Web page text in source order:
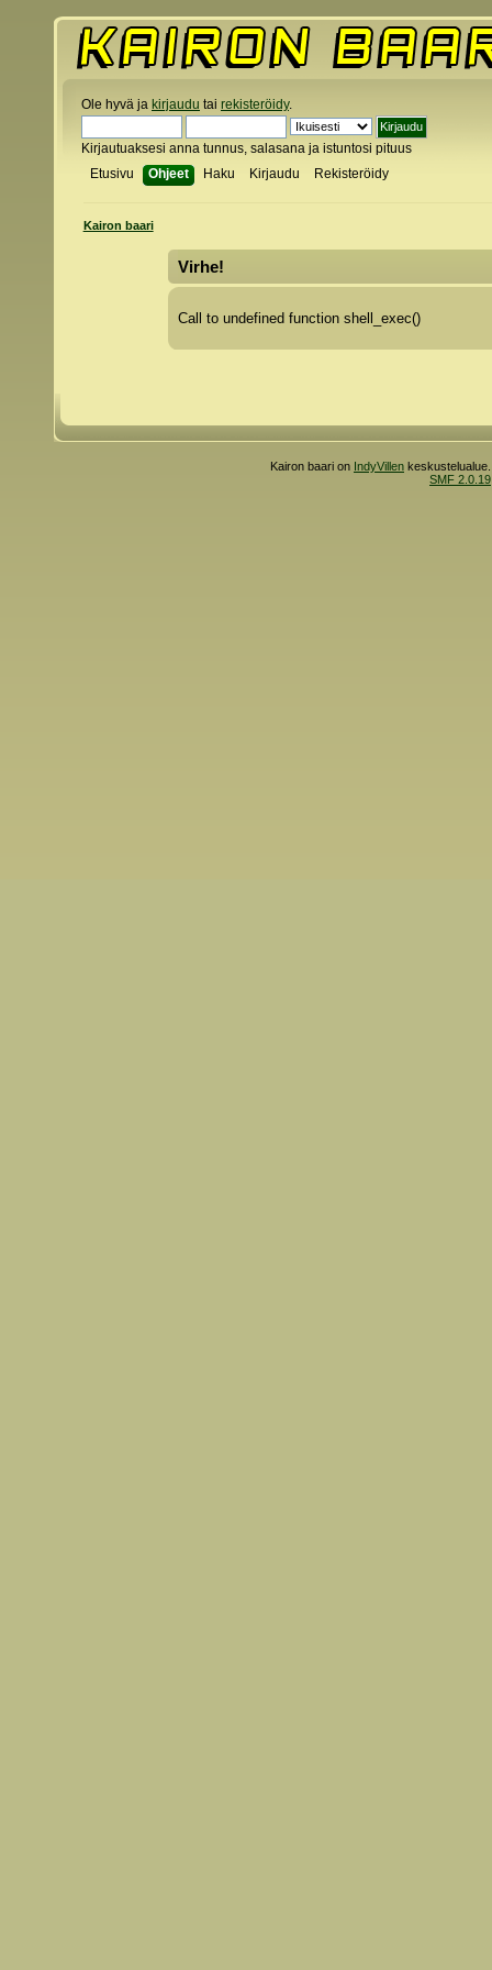
Ole hyvä ja kirjaudu tai rekisteröidy.
Kirjautuaksesi anna tunnus, salasana ja istuntosi pituus
Etusivu
Ohjeet Haku Kirjaudu Rekisteröidy
Kairon baari
Virhe!
Call to undefined function shell_exec()
Kairon baari on IndyVillen
SMF 2.0.19